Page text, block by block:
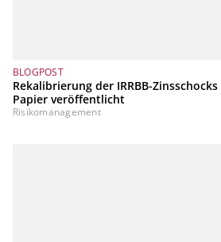
BLOGPOST
Rekalibrierung der IRRBB-
Papier veröffentlicht
Risikomanagement